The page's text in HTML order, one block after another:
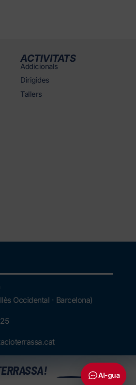
ACTIVITATS
Addicionals
Dirigides
Tallers
Occidental · Barcelona)
AI-gua